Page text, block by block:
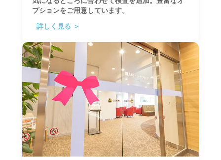
プションをご用意しています。
詳しく見る ＞